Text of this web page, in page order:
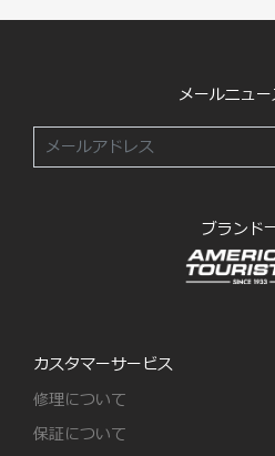
メールニュ
ブランド
カスタマーサービス
修理について
保証について